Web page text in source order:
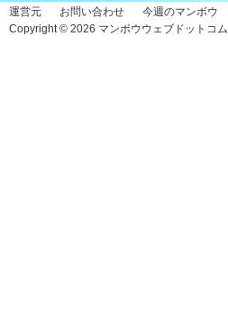
運営元 お問い合わせ 今週のマンボウ
Copyright © 2026 マンボウウェブドットコム